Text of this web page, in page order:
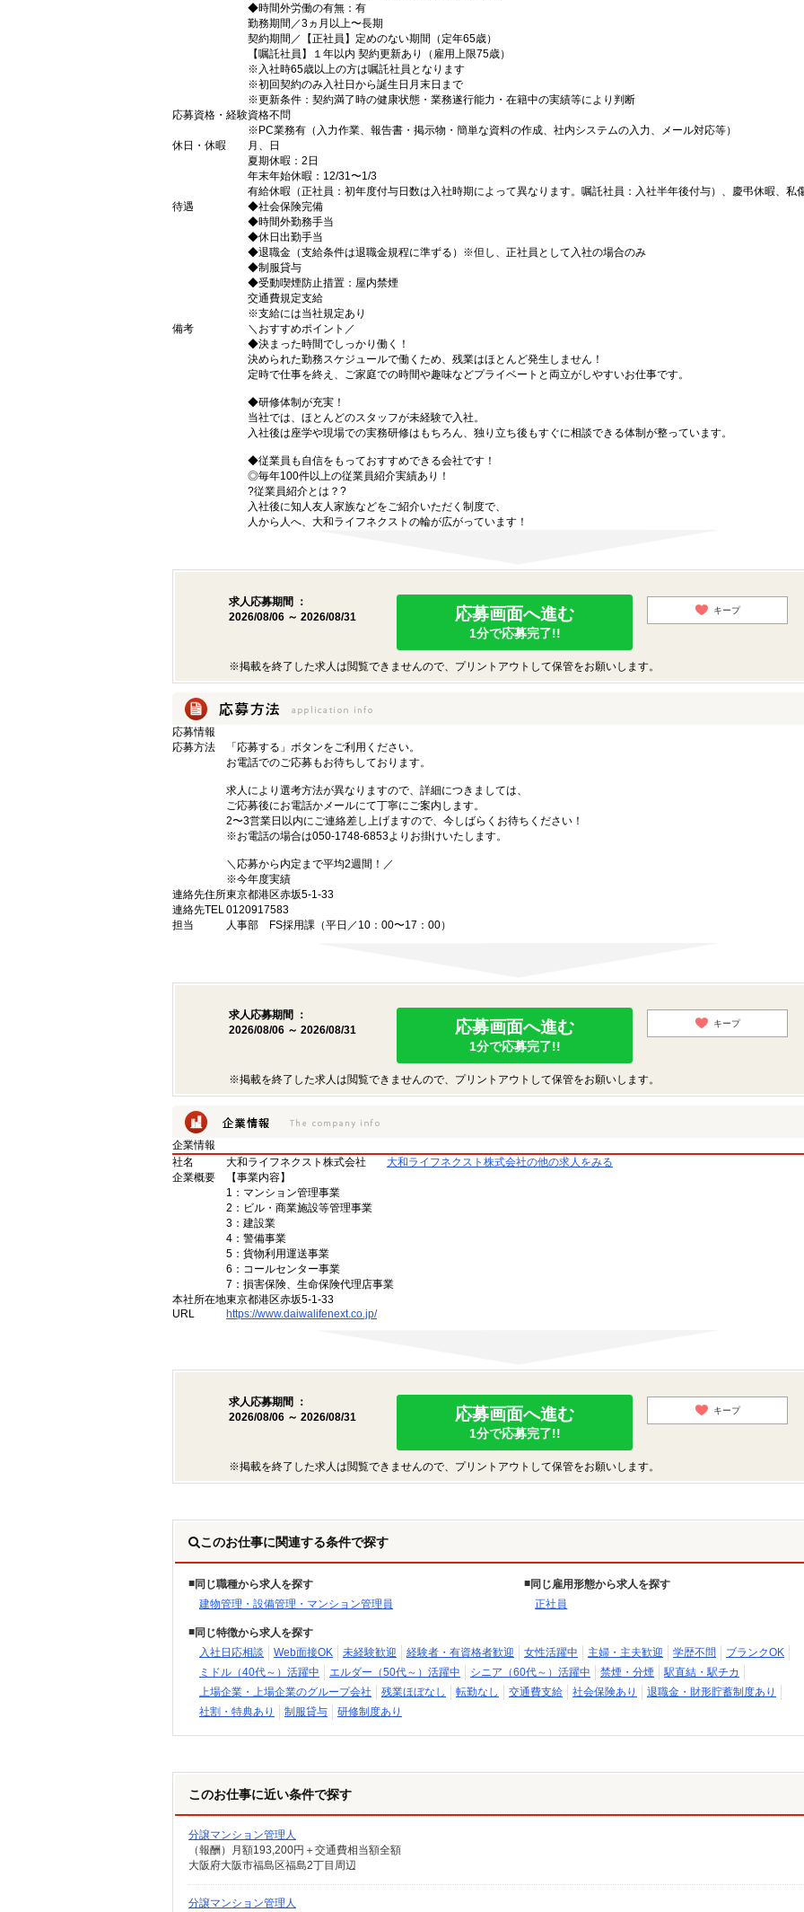
◆時間外労働の有無：有
勤務期間／3ヵ月以上〜長期
契約期間／【正社員】定めのない期間（定年65歳）
【嘱託社員】１年以内 契約更新あり（雇用上限75歳）
※入社時65歳以上の方は嘱託社員となります
※初回契約のみ入社日から誕生日月末日まで
※更新条件：契約満了時の健康状態・業務遂行能力・在籍中の実績等により判断
応募資格・経験資格不問
※PC業務有（入力作業、報告書・掲示物・簡単な資料の作成、社内システムの入力、メール対応等）
休日・休暇
月、日
夏期休暇：2日
年末年始休暇：12/31〜1/3
有給休暇（正社員：初年度付与日数は入社時期によって異なります。嘱託社員：入社半年後付与）、慶弔休暇、私
待遇
◆社会保険完備
◆時間外勤務手当
◆休日出勤手当
◆退職金（支給条件は退職金規程に準ずる）※但し、正社員として入社の場合のみ
◆制服貸与
◆受動喫煙防止措置：屋内禁煙
交通費規定支給
※支給には当社規定あり
備考
＼おすすめポイント／
◆決まった時間でしっかり働く！
決められた勤務スケジュールで働くため、残業はほとんど発生しません！
定時で仕事を終え、ご家庭での時間や趣味などプライベートと両立がしやすいお仕事です。
◆研修体制が充実！
当社では、ほとんどのスタッフが未経験で入社。
入社後は座学や現場での実務研修はもちろん、独り立ち後もすぐに相談できる体制が整っています。
◆従業員も自信をもっておすすめできる会社です！
◎毎年100件以上の従業員紹介実績あり！
?従業員紹介とは？?
入社後に知人友人家族などをご紹介いただく制度で、
人から人へ、大和ライフネクストの輪が広がっています！
求人応募期間 ：
2026/08/06 ～ 2026/08/31
応募画面へ進む
1分で応募完了!!
キープ
※掲載を終了した求人は閲覧できませんので、プリントアウトして保管をお願いします。
応募情報
応募方法
「応募する」ボタンをご利用ください。
お電話でのご応募もお待ちしております。
求人により選考方法が異なりますので、詳細につきましては、
ご応募後にお電話かメールにて丁寧にご案内します。
2〜3営業日以内にご連絡差し上げますので、今しばらくお待ちください！
※お電話の場合は050-1748-6853よりお掛けいたします。
＼応募から内定まで平均2週間！／
※今年度実績
連絡先住所東京都港区赤坂5-1-33
連絡先TEL0120917583
担当
人事部 FS採用課（平日／10：00〜17：00）
求人応募期間 ：
2026/08/06 ～ 2026/08/31
応募画面へ進む
1分で応募完了!!
キープ
※掲載を終了した求人は閲覧できませんので、プリントアウトして保管をお願いします。
企業情報
社名
大和ライフネクスト株式会社
大和ライフネクスト株式会社の他の求人をみる
企業概要
【事業内容】
1：マンション管理事業
2：ビル・商業施設等管理事業
3：建設業
4：警備事業
5：貨物利用運送事業
6：コールセンター事業
7：損害保険、生命保険代理店事業
本社所在地東京都港区赤坂5-1-33
URL
https://www.daiwalifenext.co.jp/
求人応募期間 ：
2026/08/06 ～ 2026/08/31
応募画面へ進む
1分で応募完了!!
キープ
※掲載を終了した求人は閲覧できませんので、プリントアウトして保管をお願いします。
このお仕事に関連する条件で探す
同じ職種から求人を探す
建物管理・設備管理・マンション管理員
同じ雇用形態から求人を探す
正社員
同じ特徴から求人を探す
入社日応相談
Web面接OK 未経験歓迎 経験者・有資格者歓迎 女性活躍中 主婦・主夫歓迎 学歴不問
ブランクOK
ミドル（40代～）活躍中
エルダー（50代～）活躍中 シニア（60代～）活躍中 禁煙・分煙
駅直結・駅チカ
上場企業・上場企業のグループ会社
残業ほぼなし 転勤なし 交通費支給 社会保険あり
退職金・財形貯蓄制度あり
社割・特典あり
制服貸与 研修制度あり
このお仕事に近い条件で探す
分譲マンション管理人
（報酬）月額193,200円＋交通費相当額全額
大阪府大阪市福島区福島2丁目周辺
分譲マンション管理人